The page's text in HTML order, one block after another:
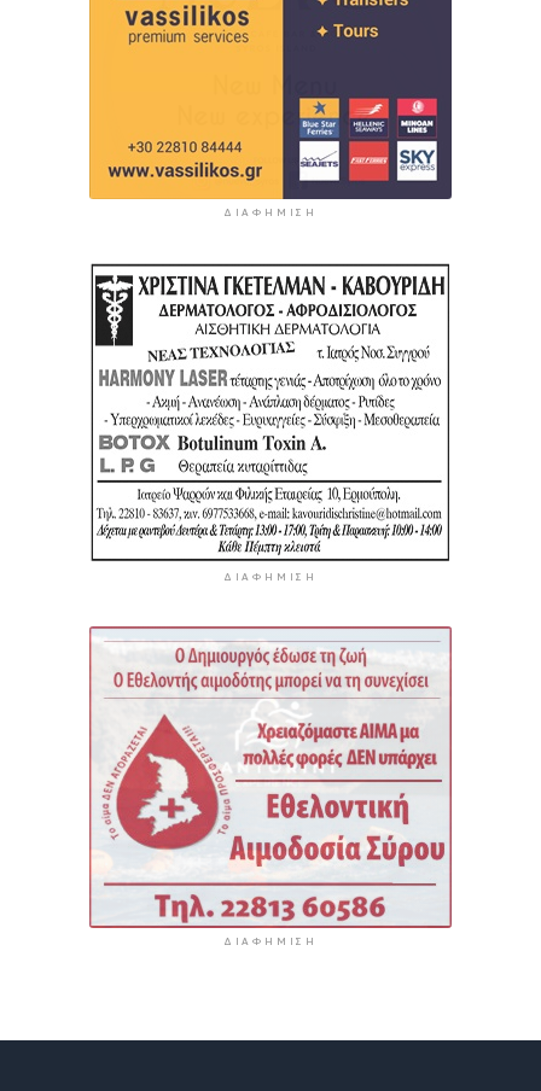
ΔΙΑΦΉΜΙΣΗ
ΔΙΑΦΉΜΙΣΗ
ΔΙΑΦΉΜΙΣΗ